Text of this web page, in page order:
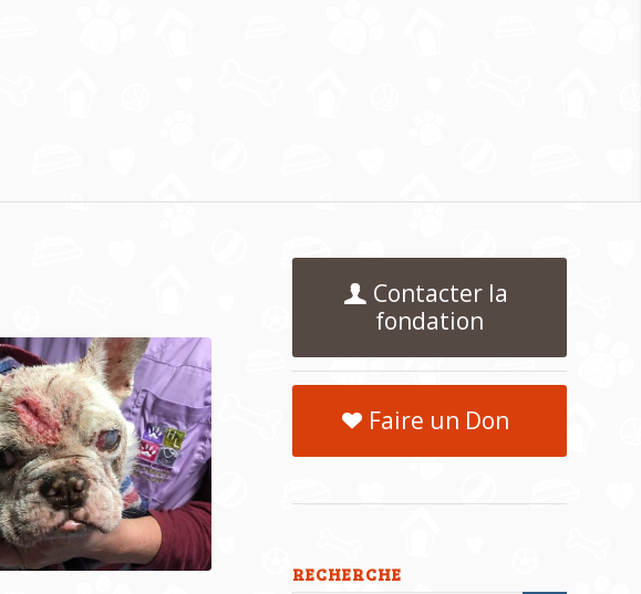
Contacter la
fondation
Faire un Don
RECHERCHE